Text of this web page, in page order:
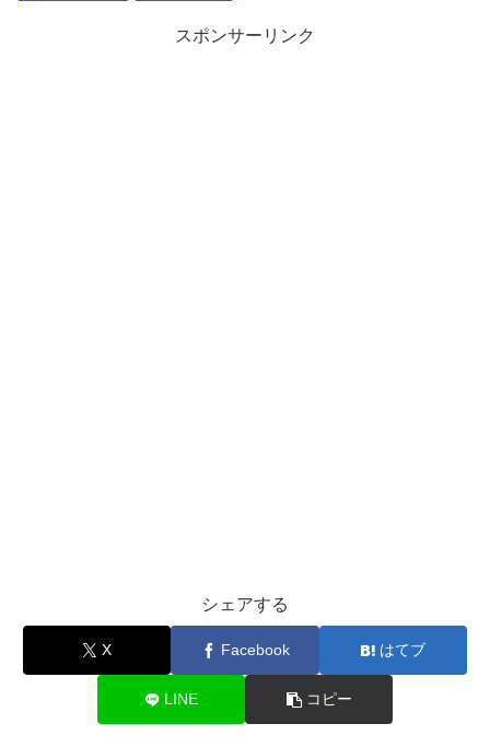
スポンサーリンク
シェアする
X Facebook はてブ
LINE コピー